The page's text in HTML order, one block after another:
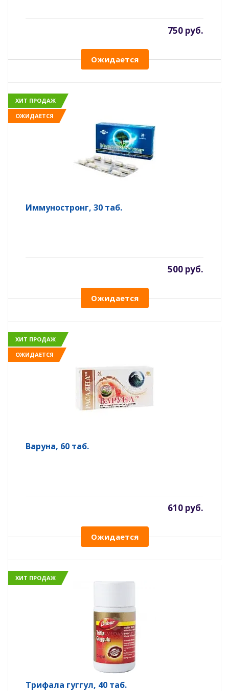
750 руб.
Ожидается
ХИТ ПРОДАЖ
ОЖИДАЕТСЯ
Иммуностронг, 30 таб.
500 руб.
Ожидается
ХИТ ПРОДАЖ
ОЖИДАЕТСЯ
Варуна, 60 таб.
610 руб.
Ожидается
ХИТ ПРОДАЖ
Трифала гуггул, 40 таб.